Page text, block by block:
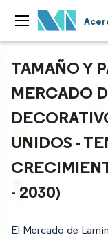
TAMAÑO Y
MERCADO
UNIDOS -
- 2030)
El Mercado de